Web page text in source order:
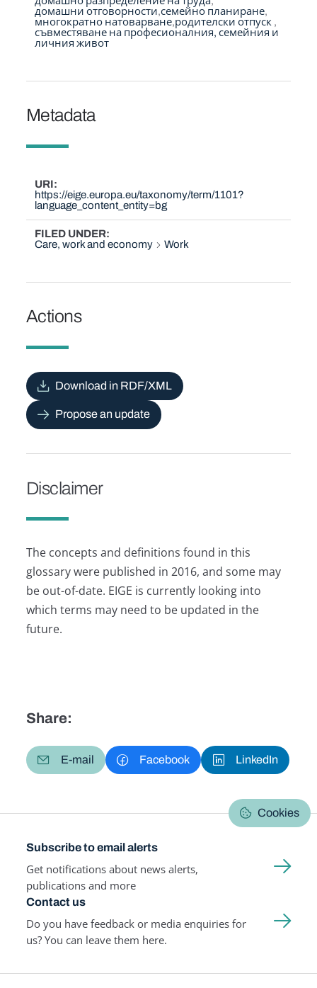
домашни отговорности семейно планиране
многократно натоварване родителски отпуск
съвместяване на професионалния, семейния и
личния живот
Metadata
URI
https://eige.europa.eu/taxonomy/term/1101?
language_content_entity=bg
FILED UNDER
Care, work and economy
Work
Actions
Download in RDF/XML
Propose an update
Disclaimer
The concepts and definitions found in this
glossary were published in 2016, and some may
be out-of-date. EIGE is currently looking into
which terms may need to be updated in the
future.
Share:
E-mail Facebook LinkedIn
Cookies
Subscribe to email alerts
Get notifications about news alerts,
publications and more
Contact us
Do you have feedback or media enquiries for
us? You can leave them here.